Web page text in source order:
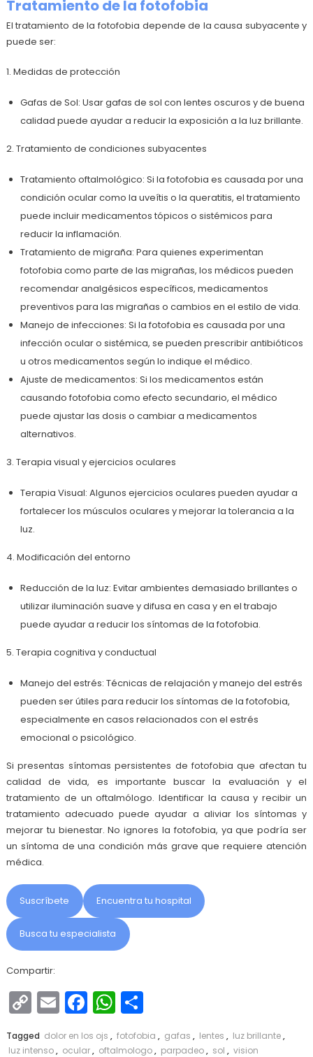
Tratamiento de la fotofobia
El tratamiento de la fotofobia depende de la causa subyacente y
puede ser:
1. Medidas de protección
Gafas de Sol: Usar gafas de sol con lentes oscuros y de buena
calidad puede ayudar a reducir la exposición a la luz brillante.
2. Tratamiento de condiciones subyacentes
Tratamiento oftalmológico: Si la fotofobia es causada por una
condición ocular como la uveítis o la queratitis, el tratamiento
puede incluir medicamentos tópicos o sistémicos para
reducir la inflamación.
Tratamiento de migraña: Para quienes experimentan
fotofobia como parte de las migrañas, los médicos pueden
recomendar analgésicos específicos, medicamentos
preventivos para las migrañas o cambios en el estilo de vida.
Manejo de infecciones: Si la fotofobia es causada por una
infección ocular o sistémica, se pueden prescribir antibióticos
u otros medicamentos según lo indique el médico.
Ajuste de medicamentos: Si los medicamentos están
causando fotofobia como efecto secundario, el médico
puede ajustar las dosis o cambiar a medicamentos
alternativos.
3. Terapia visual y ejercicios oculares
Terapia Visual: Algunos ejercicios oculares pueden ayudar a
fortalecer los músculos oculares y mejorar la tolerancia a la
luz.
4. Modificación del entorno
Reducción de la luz: Evitar ambientes demasiado brillantes o
utilizar iluminación suave y difusa en casa y en el trabajo
puede ayudar a reducir los síntomas de la fotofobia.
5. Terapia cognitiva y conductual
Manejo del estrés: Técnicas de relajación y manejo del estrés
pueden ser útiles para reducir los síntomas de la fotofobia,
especialmente en casos relacionados con el estrés
emocional o psicológico.
Si presentas síntomas persistentes de fotofobia que afectan tu
calidad de vida, es importante buscar la evaluación y el
tratamiento de un oftalmólogo. Identificar la causa y recibir un
tratamiento adecuado puede ayudar a aliviar los síntomas y
mejorar tu bienestar. No ignores la fotofobia, ya que podría ser
un síntoma de una condición más grave que requiere atención
médica.
Suscríbete Encuentra tu hospital
Busca tu especialista
Compartir:
Copy
Link
EmailFacebook
WhatsApp
Compartir
Tagged dolor en los ojs , fotofobia , gafas , lentes , luz brillante,
luz intenso, ocular, oftalmologo, parpadeo, sol , vision